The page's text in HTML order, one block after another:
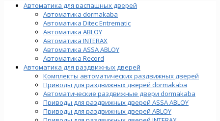
Автоматика для распашных дверей
Автоматика dormakaba
Автоматика Ditec Entrematic
Автоматика ABLOY
Автоматика INTERAX
Автоматика ASSA ABLOY
Автоматика Record
Автоматика для раздвижных дверей
Комплекты автоматических раздвижных дверей
Приводы для раздвижных дверей dormakaba
Автоматические раздвижные двери dormakaba
Приводы для раздвижных дверей ASSA ABLOY
Приводы для раздвижных дверей ABLOY